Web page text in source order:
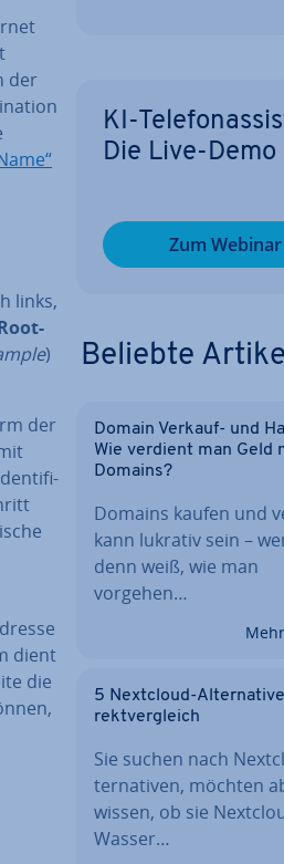
der
links,
)
der
dient
die
KI-
Die Live-Demo
Zum Webinar
Beliebte
Domain Verkauf- und
Wie verdient man Geld
Domains?
Domains kaufen und
kann lukrativ sein –
denn weiß, wie man
vorgehen…
5 Nextcloud-
rekt­ver­gleich
Sie suchen nach
ter­na­ti­ven, möchten
wissen, ob sie
Wasser…